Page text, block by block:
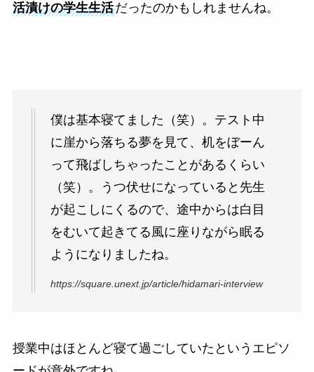
活漬けの学生生活だったのかもしれませんね。
僕は基本寝てました（笑）。テスト中
に崖から落ちる夢を見て、机をぼーん
って飛ばしちゃったことがあるくらい
（笑）。うつ伏せになっていると先生
が起こしにくるので、途中からは白目
をむいて起きてる風に座りながら眠る
ようになりましたね。
https://square.unext.jp/article/hidamari-interview
授業中はほとんど寝て過ごしていたというエピソ